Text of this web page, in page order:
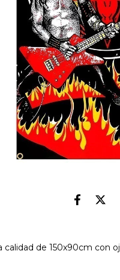
calidad de 150x90cm con